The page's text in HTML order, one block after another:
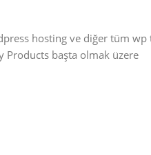
hosting ve diğer tüm wp
Products başta olmak üzere